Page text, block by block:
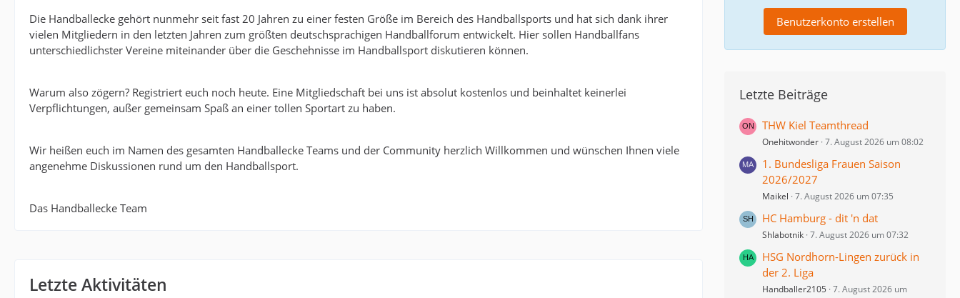
Die Handballecke gehört nunmehr seit fast 20 Jahren zu einer festen Größe im Bereich des Handballsports und hat sich dank ihrer
vielen Mitgliedern in den letzten Jahren zum größten deutschsprachigen Handballforum entwickelt. Hier sollen Handballfans
unterschiedlichster Vereine miteinander über die Geschehnisse im Handballsport diskutieren können.
Warum also zögern? Registriert euch noch heute. Eine Mitgliedschaft bei uns ist absolut kostenlos und beinhaltet keinerlei
Verpflichtungen, außer gemeinsam Spaß an einer tollen Sportart zu haben.
Wir heißen euch im Namen des gesamten Handballecke Teams und der Community herzlich Willkommen und wünschen Ihnen viele
angenehme Diskussionen rund um den Handballsport.
Das Handballecke Team
Letzte Aktivitäten
Benutzerkonto erstellen
Letzte Beiträge
THW Kiel Teamthread
Onehitwonder 7. August 2026 um 08:02
1. Bundesliga Frauen Saison
2026/2027
Maikel 7. August 2026 um 07:35
HC Hamburg - dit 'n dat
Shlabotnik 7. August 2026 um 07:32
HSG Nordhorn-Lingen zurück in
der 2. Liga
Handballer2105 7. August 2026 um